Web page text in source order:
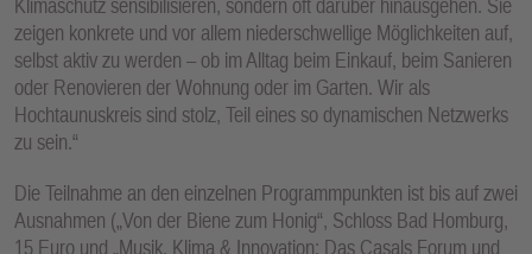
Klimaschutz sensibilisieren, sondern oft darüber hinausgehen. Sie
zeigen konkrete und vor allem niederschwellige Möglichkeiten auf,
selbst aktiv zu werden – ob im Alltag beim Einkauf, beim Sanieren
oder Renovieren der Wohnung oder im Garten. Wir als
Hochtaunuskreis sind stolz, Teil eines so dynamischen Netzwerks
zu sein.“
Die Teilnahme an den einzelnen Programmpunkten ist bis auf zwei
Ausnahmen („Von der Biene zum Honig“, Schloss Bad Homburg,
15 Euro und „Musik, Klima & Innovation: Das Casals Forum und